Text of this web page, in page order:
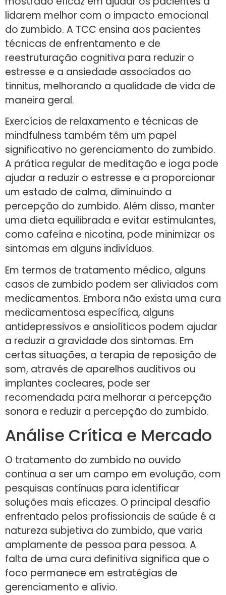
lidarem melhor com o impacto emocional
do zumbido. A TCC ensina aos pacientes
técnicas de enfrentamento e de
reestruturação cognitiva para reduzir o
estresse e a ansiedade associados ao
tinnitus, melhorando a qualidade de vida de
maneira geral.
Exercícios de relaxamento e técnicas de
mindfulness também têm um papel
significativo no gerenciamento do zumbido.
A prática regular de meditação e ioga pode
ajudar a reduzir o estresse e a proporcionar
um estado de calma, diminuindo a
percepção do zumbido. Além disso, manter
uma dieta equilibrada e evitar estimulantes,
como cafeína e nicotina, pode minimizar os
sintomas em alguns indivíduos.
Em termos de tratamento médico, alguns
casos de zumbido podem ser aliviados com
medicamentos. Embora não exista uma cura
medicamentosa específica, alguns
antidepressivos e ansiolíticos podem ajudar
a reduzir a gravidade dos sintomas. Em
certas situações, a terapia de reposição de
som, através de aparelhos auditivos ou
implantes cocleares, pode ser
recomendada para melhorar a percepção
sonora e reduzir a percepção do zumbido.
Análise Crítica e Mercado
O tratamento do zumbido no ouvido
continua a ser um campo em evolução, com
pesquisas contínuas para identificar
soluções mais eficazes. O principal desafio
enfrentado pelos profissionais de saúde é a
natureza subjetiva do zumbido, que varia
amplamente de pessoa para pessoa. A
falta de uma cura definitiva significa que o
foco permanece em estratégias de
gerenciamento e alívio.